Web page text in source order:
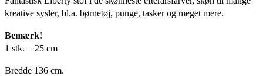
pris
var:
pris
er:
kreative sysler, bl.a. børnetøj, punge, tasker og meget mere.
Bemærk!
1 stk. = 25 cm
Bredde 136 cm.